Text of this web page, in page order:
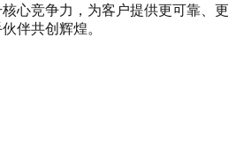
心竞争力，为客户提供更可靠、更
伴共创辉煌。